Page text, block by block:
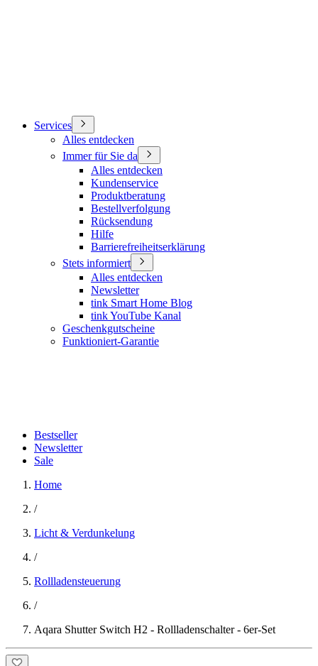
Services
Alles entdecken
Immer für Sie da
Alles entdecken
Kundenservice
Produktberatung
Bestellverfolgung
Rücksendung
Hilfe
Barrierefreiheitserklärung
Stets informiert
Alles entdecken
Newsletter
tink Smart Home Blog
tink YouTube Kanal
Geschenkgutscheine
Funktioniert-Garantie
Bestseller
Newsletter
Sale
Home
/
Licht & Verdunkelung
/
Rollladensteuerung
/
Aqara Shutter Switch H2 - Rollladenschalter - 6er-Set